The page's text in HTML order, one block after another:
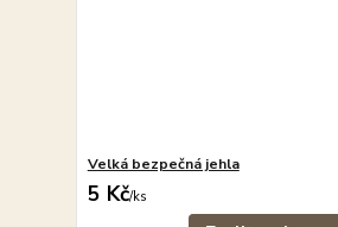
Velká bezpečná jehla
5 Kč/ks